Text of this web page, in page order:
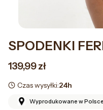
SPODENKI
Cena
139,99 zł
Czas wysyłki:24h
Wyprodukowane w Polsce